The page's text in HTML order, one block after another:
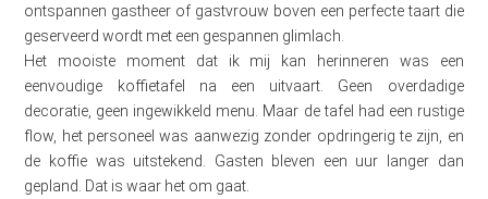
ontspannen gastheer of gastvrouw boven een perfecte taart die
geserveerd wordt met een gespannen glimlach.
Het mooiste moment dat ik mij kan herinneren was een
eenvoudige koffietafel na een uitvaart. Geen overdadige
decoratie, geen ingewikkeld menu. Maar de tafel had een rustige
flow, het personeel was aanwezig zonder opdringerig te zijn, en
de koffie was uitstekend. Gasten bleven een uur langer dan
gepland. Dat is waar het om gaat.